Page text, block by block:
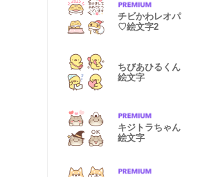
チビかわレオパ
♡絵文字2
ちびあひるくん
絵文字
キジトラちゃん
絵文字